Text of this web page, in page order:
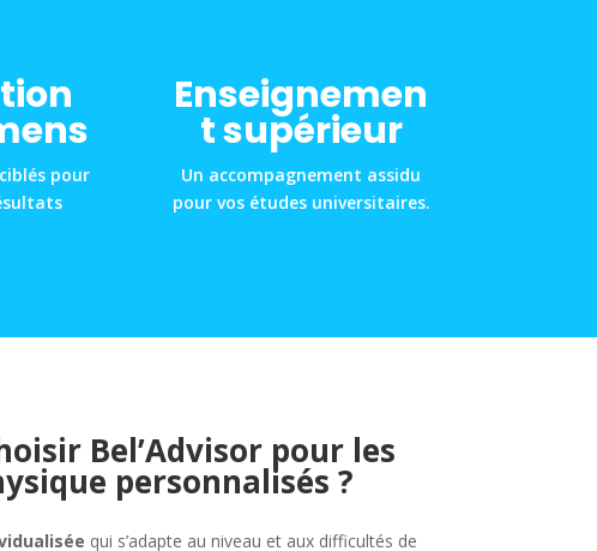
pour
Enseignemen
t supérieur
Un accompagnement assidu
pour vos études universitaires.
Bel’Advisor pour les
personnalisés ?
qui s’adapte au niveau et aux difficultés de